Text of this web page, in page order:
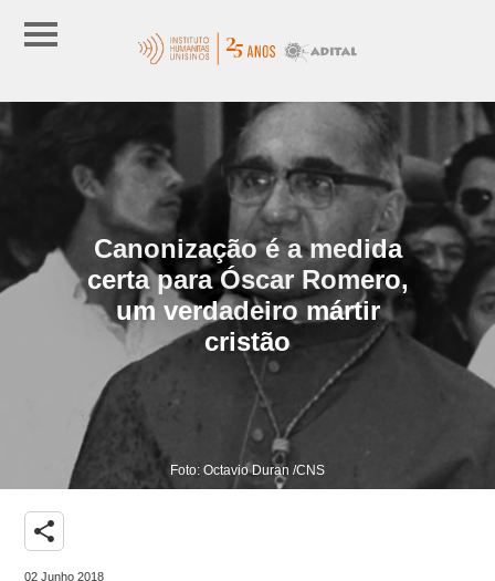
Canonização é a medida
certa para Óscar Romero,
um verdadeiro mártir
cristão
Foto: Octavio Duran /CNS
share
02 Junho 2018